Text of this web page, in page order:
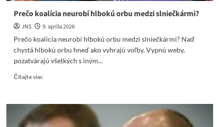
UDS
Prečo koalícia neurobí hlbokú orbu medzi slniečkármi?
JNS
9. apríla 2026
Prečo koalícia neurobí hlbokú orbu medzi slniečkármi? Naď
chystá hlbokú orbu hneď ako vyhrajú voľby. Vypnú weby,
pozatvárajú všetkých s iným...
Čítajte viacRead
Prečo
neurobí